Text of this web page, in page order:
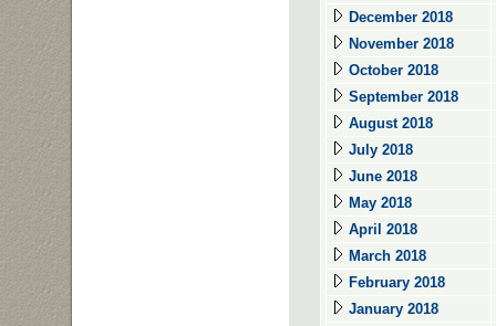
December 2018
November 2018
October 2018
September 2018
August 2018
July 2018
June 2018
May 2018
April 2018
March 2018
February 2018
January 2018